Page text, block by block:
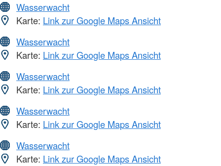
Wasserwacht
Karte: Link zur Google Maps Ansicht
Wasserwacht
Karte: Link zur Google Maps Ansicht
Wasserwacht
Karte: Link zur Google Maps Ansicht
Wasserwacht
Karte: Link zur Google Maps Ansicht
Wasserwacht
Karte: Link zur Google Maps Ansicht